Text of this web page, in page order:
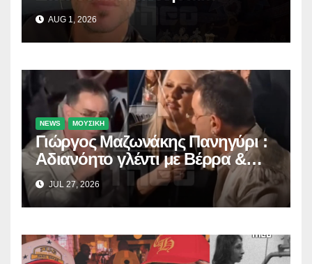
προσκύνησε!
AUG 1, 2026
NEWS ΜΟΥΣΙΚΗ
Γιώργος Μαζωνάκης Πανηγύρι :
Αδιανόητο γλέντι με Βέρρα &
Σαλέα
JUL 27, 2026